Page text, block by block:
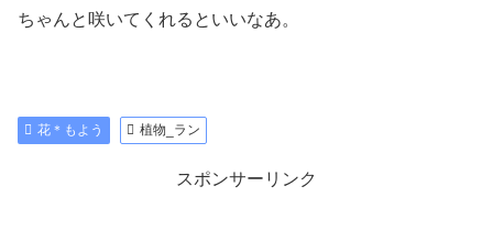
ちゃんと咲いてくれるといいなあ。
花＊もよう 植物_ラン
スポンサーリンク